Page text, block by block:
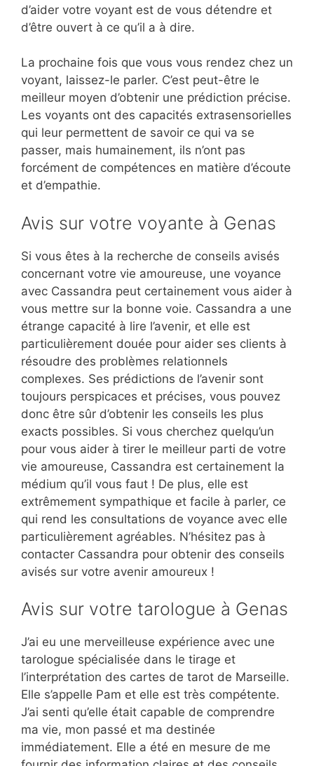
d’aider votre voyant est de vous détendre et
d’être ouvert à ce qu’il a à dire.
La prochaine fois que vous vous rendez chez un
voyant, laissez-le parler. C’est peut-être le
meilleur moyen d’obtenir une prédiction précise.
Les voyants ont des capacités extrasensorielles
qui leur permettent de savoir ce qui va se
passer, mais humainement, ils n’ont pas
forcément de compétences en matière d’écoute
et d’empathie.
Avis sur votre voyante à Genas
Si vous êtes à la recherche de conseils avisés
concernant votre vie amoureuse, une voyance
avec Cassandra peut certainement vous aider à
vous mettre sur la bonne voie. Cassandra a une
étrange capacité à lire l’avenir, et elle est
particulièrement douée pour aider ses clients à
résoudre des problèmes relationnels
complexes. Ses prédictions de l’avenir sont
toujours perspicaces et précises, vous pouvez
donc être sûr d’obtenir les conseils les plus
exacts possibles. Si vous cherchez quelqu’un
pour vous aider à tirer le meilleur parti de votre
vie amoureuse, Cassandra est certainement la
médium qu’il vous faut ! De plus, elle est
extrêmement sympathique et facile à parler, ce
qui rend les consultations de voyance avec elle
particulièrement agréables. N’hésitez pas à
contacter Cassandra pour obtenir des conseils
avisés sur votre avenir amoureux !
Avis sur votre tarologue à Genas
J’ai eu une merveilleuse expérience avec une
tarologue spécialisée dans le tirage et
l’interprétation des cartes de tarot de Marseille.
Elle s’appelle Pam et elle est très compétente.
J’ai senti qu’elle était capable de comprendre
ma vie, mon passé et ma destinée
immédiatement. Elle a été en mesure de me